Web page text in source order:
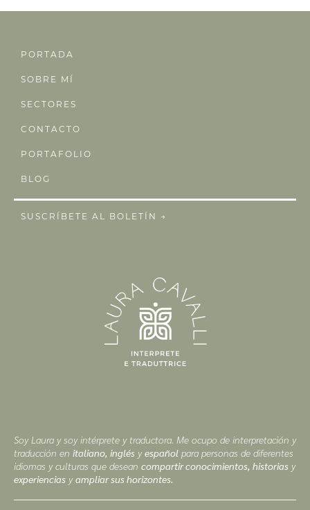
PORTADA
SOBRE MÍ
SECTORES
CONTACTO
PORTAFOLIO
BLOG
SUSCRÍBETE AL BOLETÍN →
Soy Laura y soy intérprete y traductora. Me ocupo de interpretación y
traducción en italiano, inglés yespañol para personas de diferentes
idiomas y culturas que desean compartir conocimientos, historias y
experiencias yampliar sus horizontes.